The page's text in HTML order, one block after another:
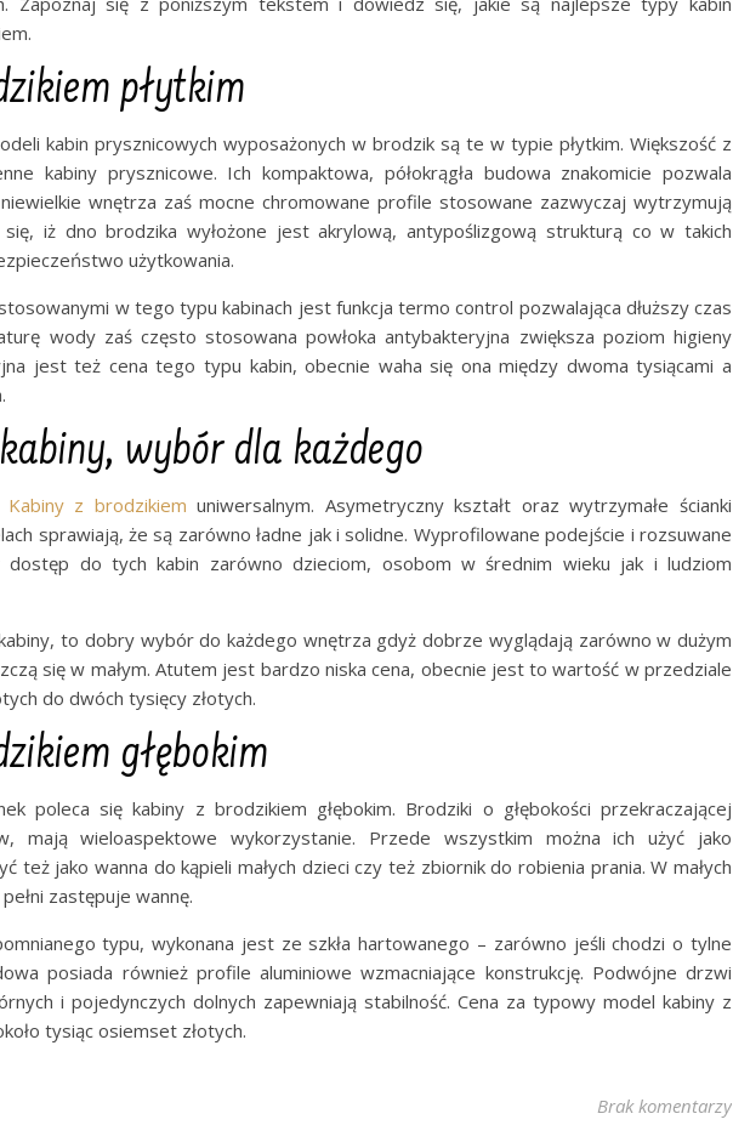
płytkim
kabin prysznicowych wyposażonych w brodzik są te w typie płytkim. Większość z
kabiny prysznicowe. Ich kompaktowa, półokrągła budowa znakomicie pozwala
wnętrza zaś mocne chromowane profile stosowane zazwyczaj wytrzymują
iż dno brodzika wyłożone jest akrylową, antypoślizgową strukturą co w takich
użytkowania.
w tego typu kabinach jest funkcja termo control pozwalająca dłuższy czas
wody zaś często stosowana powłoka antybakteryjna zwiększa poziom higieny
jest też cena tego typu kabin, obecnie waha się ona między dwoma tysiącami a
wybór dla każdego
Kabiny z brodzikiem uniwersalnym. Asymetryczny kształt oraz wytrzymałe ścianki
sprawiają, że są zarówno ładne jak i solidne. Wyprofilowane podejście i rozsuwane
dostęp do tych kabin zarówno dzieciom, osobom w średnim wieku jak i ludziom
to dobry wybór do każdego wnętrza gdyż dobrze wyglądają zarówno w dużym
się w małym. Atutem jest bardzo niska cena, obecnie jest to wartość w przedziale
do dwóch tysięcy złotych.
głębokim
poleca się kabiny z brodzikiem głębokim. Brodziki o głębokości przekraczającej
mają wieloaspektowe wykorzystanie. Przede wszystkim można ich użyć jako
też jako wanna do kąpieli małych dzieci czy też zbiornik do robienia prania. W małych
zastępuje wannę.
typu, wykonana jest ze szkła hartowanego – zarówno jeśli chodzi o tylne
posiada również profile aluminiowe wzmacniające konstrukcję. Podwójne drzwi
i pojedynczych dolnych zapewniają stabilność. Cena za typowy model kabiny z
tysiąc osiemset złotych.
Brak komentarzy